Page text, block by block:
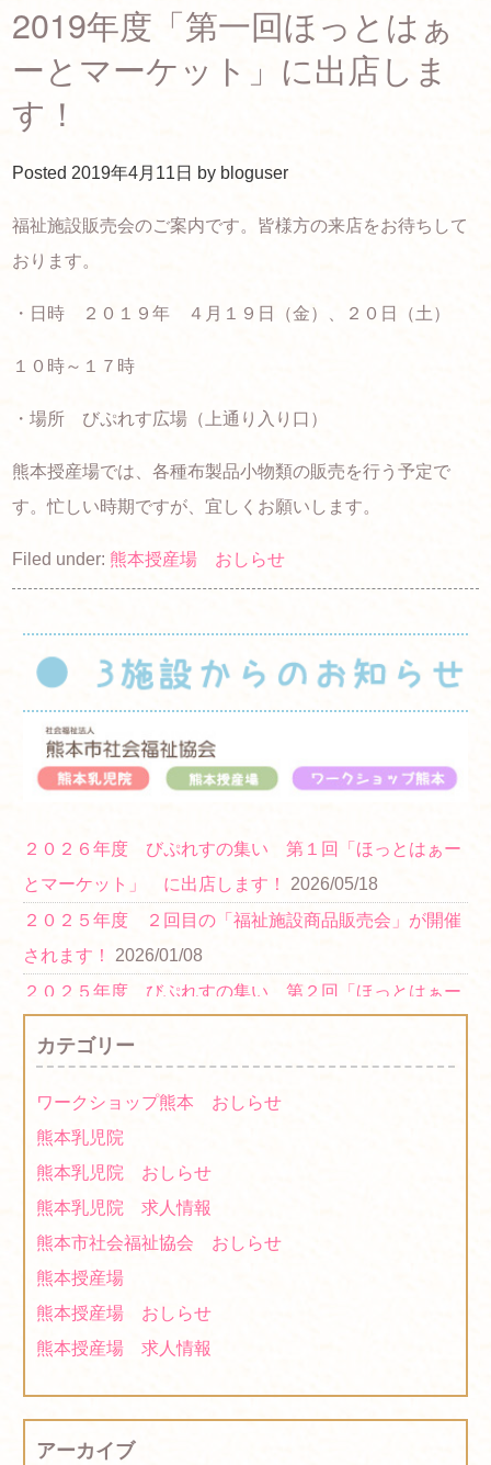
2019年度「第一回ほっとはぁ
ーとマーケット」に出店しま
す！
Posted 2019年4月11日 by bloguser
福祉施設販売会のご案内です。皆様方の来店をお待ちして
おります。
・日時 ２０１９年 ４月１９日（金）、２０日（土）
１０時～１７時
・場所 びぷれす広場（上通り入り口）
熊本授産場では、各種布製品小物類の販売を行う予定で
す。忙しい時期ですが、宜しくお願いします。
Filed under: 熊本授産場 おしらせ
２０２６年度 びぷれすの集い 第１回「ほっとはぁー
とマーケット」 に出店します！
2026/05/18
２０２５年度 ２回目の「福祉施設商品販売会」が開催
されます！
2026/01/08
２０２５年度 びぷれすの集い 第２回「ほっとはぁー
２０２５年度「福祉施設商品販売会」に出展します！
2025/10/21
２０２１年度「障がい者福祉施設商品等展示・商談会(県
庁)について」に出展します！
2021年度「第３回ほっとはぁーとマーケット」に出店し
ます！ 2021/10/13
2021年度「第1回ほっとはぁーとマーケット」は中止に
なりました 2021/07/12
2020年度「第６回ほっとはぁーとマーケット」に出店し
２０２１年１月：熊本授産場新商品の紹介です。
2021/01/22
カテゴリー
ワークショップ熊本 おしらせ
熊本乳児院
熊本乳児院 おしらせ
熊本乳児院 求人情報
熊本市社会福祉協会 おしらせ
熊本授産場
熊本授産場 おしらせ
熊本授産場 求人情報
アーカイブ